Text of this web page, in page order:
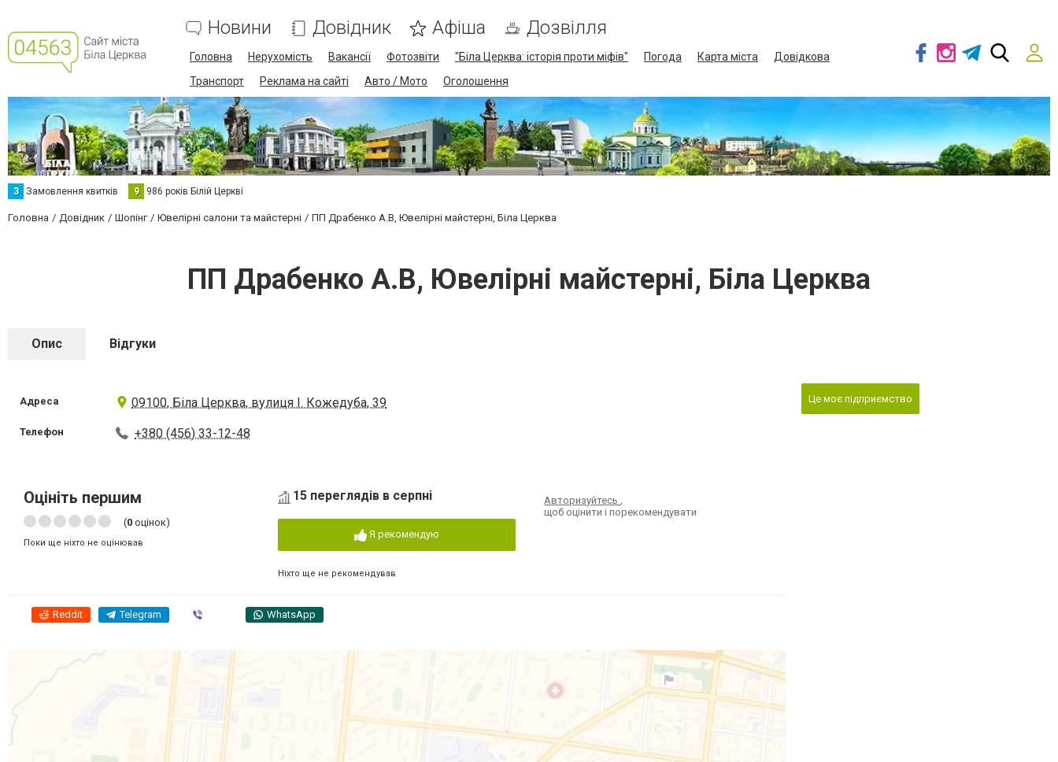
Новини Довідник Афіша Дозвілля
Головна Нерухомість Вакансії Фотозвіти "Біла Церква: історія проти міфів" Погода Карта міста
Довідкова
Транспорт
Реклама на сайті Авто / Мото Оголошення
З Замовлення квитків 9 986 років Білій Церкві
Головна Довідник Шопінг Ювелірні салони та майстерні ПП Драбенко А.В, Ювелірні майстерні, Біла Церква
ПП Драбенко А.В, Ювелірні майстерні, Біла Церква
Опис Відгуки
Адреса 09100, Біла Церква, вулиця І. Кожедуба, 39
Телефон +380 (456) 33-12-48
Оцініть першим
(0 оцінок)
Поки ще ніхто не оцінював
15 переглядів в серпні
Я рекомендую
Ніхто ще не рекомендував
Авторизуйтесь,
щоб оцінити і порекомендувати
Reddit Telegram WhatsApp
Це моє підприємство